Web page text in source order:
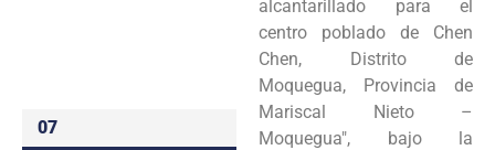
07
alcantarillado para el
centro poblado de Chen
Chen, Distrito de
Moquegua, Provincia de
Mariscal Nieto –
Moquegua", bajo la